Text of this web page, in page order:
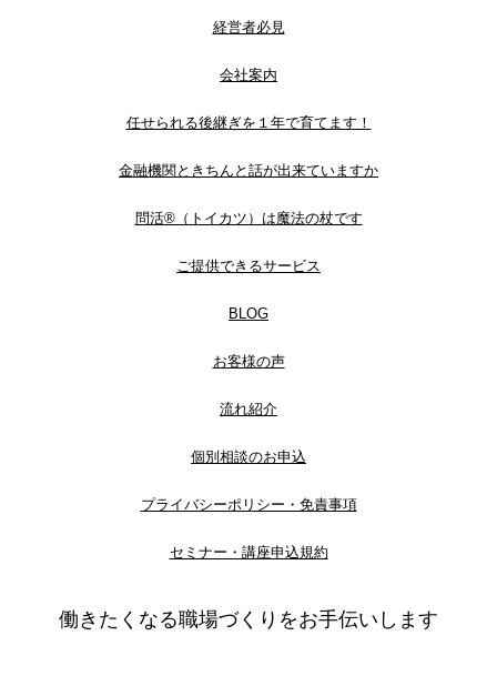
経営者必見
会社案内
任せられる後継ぎを１年で育てます！
金融機関ときちんと話が出来ていますか
問活®（トイカツ）は魔法の杖です
ご提供できるサービス
BLOG
お客様の声
流れ紹介
個別相談のお申込
プライバシーポリシー・免責事項
セミナー・講座申込規約
働きたくなる職場づくりをお手伝いします